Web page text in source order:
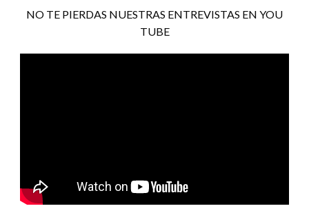
NO TE PIERDAS NUESTRAS ENTREVISTAS EN YOU
TUBE